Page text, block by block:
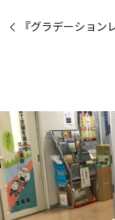
『グラデーショ